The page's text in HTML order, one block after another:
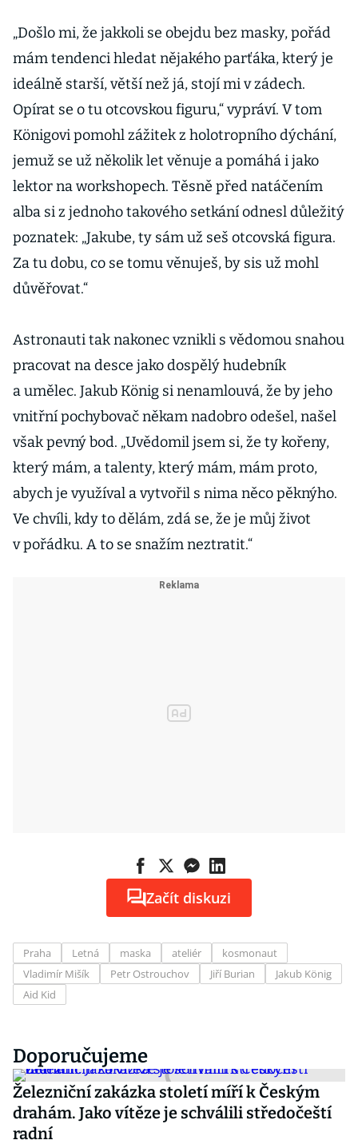
„Došlo mi, že jakkoli se obejdu bez masky, pořád
mám tendenci hledat nějakého parťáka, který je
ideálně starší, větší než já, stojí mi v zádech.
Opírat se o tu otcovskou figuru,“ vypráví. V tom
Königovi pomohl zážitek z holotropního dýchání,
jemuž se už několik let věnuje a pomáhá i jako
lektor na workshopech. Těsně před natáčením
alba si z jednoho takového setkání odnesl důležitý
poznatek: „Jakube, ty sám už seš otcovská figura.
Za tu dobu, co se tomu věnuješ, by sis už mohl
důvěřovat.“
Astronauti tak nakonec vznikli s vědomou snahou
pracovat na desce jako dospělý hudebník
a umělec. Jakub König si nenamlouvá, že by jeho
vnitřní pochybovač někam nadobro odešel, našel
však pevný bod. „Uvědomil jsem si, že ty kořeny,
který mám, a talenty, který mám, mám proto,
abych je vy­užíval a vytvořil s nima něco pěknýho.
Ve chvíli, kdy to dělám, zdá se, že je můj život
v pořádku. A to se snažím neztratit.“
Začít diskuzi
Praha Letná maska ateliér
kosmonaut
Vladimír Mišík
Petr Ostrouchov Jiří Burian
Jakub König
Aid Kid
Doporučujeme
Železniční zakázka století míří k Českým
drahám. Jako vítěze je schválili středočeští
radní